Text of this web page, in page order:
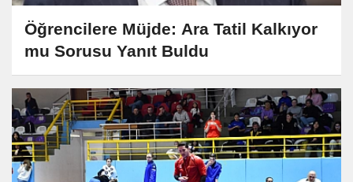
Öğrencilere Müjde: Ara Tatil Kalkıyor
mu Sorusu Yanıt Buldu